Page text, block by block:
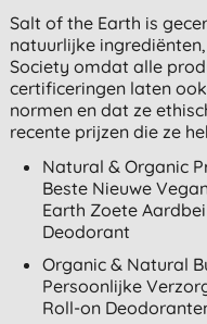
Salt of the Earth is
natuurlijke
Society omdat alle
certificeringen laten
normen en dat ze
recente prijzen die ze
Natural & Organic
Beste Nieuwe
Earth Zoete
Deodorant
Organic & Natural
Persoonlijke
Roll-on